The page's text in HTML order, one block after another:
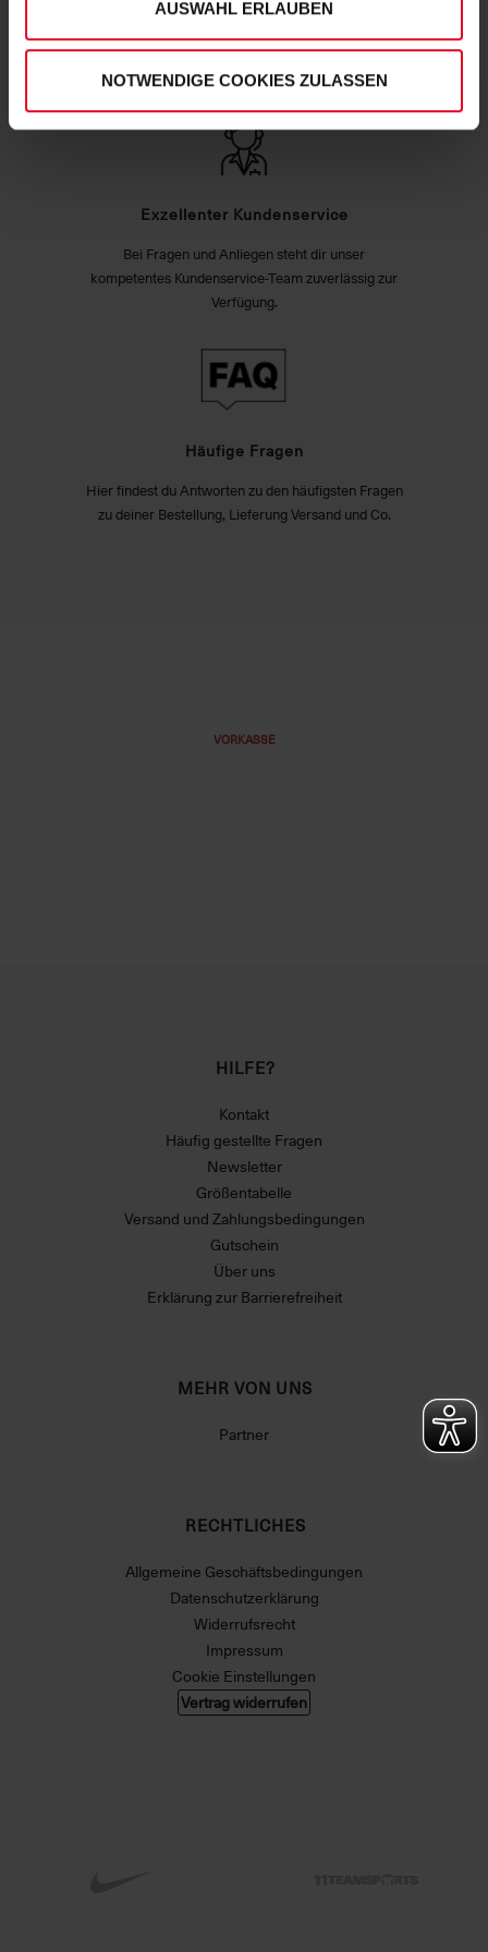
AUSWAHL ERLAUBEN
NOTWENDIGE COOKIES ZULASSEN
Unser Produktsortiment unterliegt regelmäßigen
Qualitätskontrollen, um deinen und unseren hohen
Exzellenter Kundenservice
Bei Fragen und Anliegen steht dir unser
kompetentes Kundenservice-Team zuverlässig zur
Verfügung.
Häufige Fragen
Hier findest du Antworten zu den häufigsten Fragen
zu deiner Bestellung, Lieferung Versand und Co.
VORKASSE
HILFE?
Kontakt
Häufig gestellte Fragen
Newsletter
Größentabelle
Versand und Zahlungsbedingungen
Gutschein
Über uns
Erklärung zur Barrierefreiheit
MEHR VON UNS
Partner
RECHTLICHES
Allgemeine Geschäftsbedingungen
Datenschutzerklärung
Widerrufsrecht
Impressum
Cookie Einstellungen
Vertrag widerrufen